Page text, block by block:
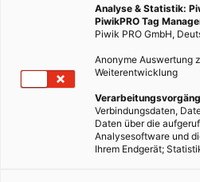
Analyse & Statistik:
PiwikPRO Tag
Piwik PRO GmbH,
Anonyme Auswertung
Weiterentwicklung
Verbindungsdaten,
Daten über die
Analysesoftware und
Ihrem Endgerät;